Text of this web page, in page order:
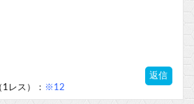
返信
レス）： ※12